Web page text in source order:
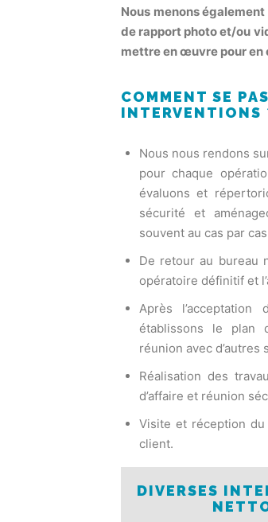
Nous menons
de rapport photo et/ou
mettre en œuvre pour en
COMMENT SE
INTERVENTIONS
Nous nous rendons
pour chaque
évaluons et
sécurité et
souvent au cas par
De retour au bureau
opératoire définitif et
Après
établissons le plan
réunion avec
Réalisation des
d’affaire et réunion
Visite et réception
client.
DIVERSES